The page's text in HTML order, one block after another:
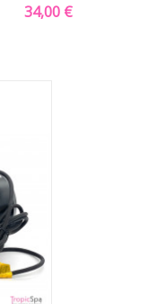
34,00 €